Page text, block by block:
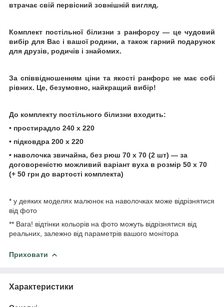
втрачає свій первісний зовнішній вигляд.
Комплект постільної білизни з ранфорсу — це чудовий
вибір для Вас і вашої родини, а також гарний подарунок
для друзів, родичів і знайомих.
За співвідношенням ціни та якості ранфорс не має собі
рівних. Це, безумовно, найкращий вибір!
До комплекту постільного білизни входить:
• простирадло 240 х 220
• підковдра 200 х 220
• наволочка звичайна, без рюш 70 х 70 (2 шт) — за
договореністю можливий варіант вуха в розмір 50 х 70
(+ 50 грн до вартості комплекта)
* у деяких моделях малюнок на наволочках може відрізнятися
від фото
** Вага! відтінки кольорів на фото можуть відрізнятися від
реальних, залежно від параметрів вашого монітора
Приховати
Характеристики